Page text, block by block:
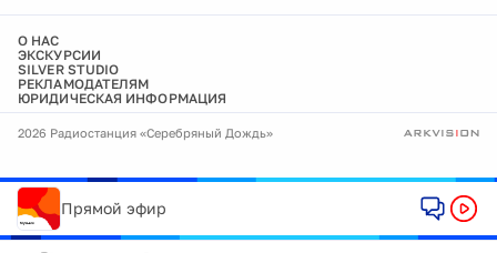
О НАС
ЭКСКУРСИИ
SILVER STUDIO
РЕКЛАМОДАТЕЛЯМ
ЮРИДИЧЕСКАЯ ИНФОРМАЦИЯ
2026 Радиостанция «Серебряный Дождь»
Прямой эфир